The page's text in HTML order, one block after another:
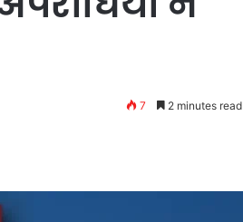
7 2 minutes read